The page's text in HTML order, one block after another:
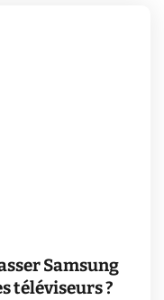
Samsung
téléviseurs ?